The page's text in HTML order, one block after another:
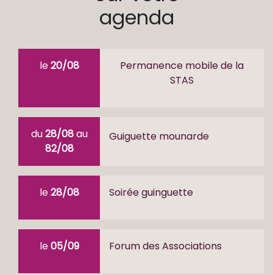
agenda
le20/08
Permanence mobile de la
STAS
du28/08au
82/08
Guiguette mounarde
le28/08 Soirée guinguette
le05/09 Forum des Associations